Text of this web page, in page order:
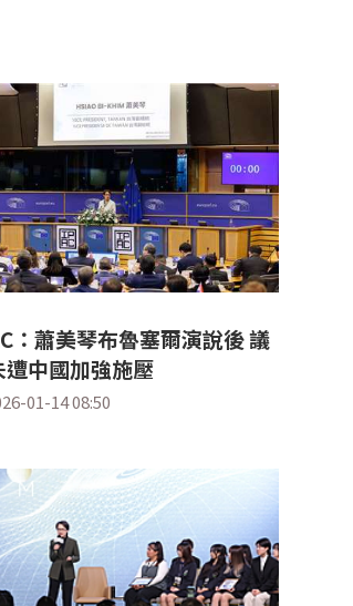
：蕭美琴布魯塞爾演說後 議
遭中國加強施壓
01-14 08:50